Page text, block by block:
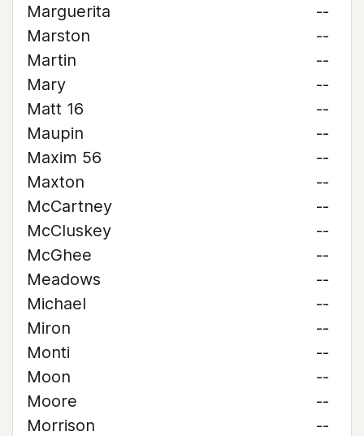
Marguerita
--
Marston
--
Martin
--
Mary
--
Matt 16
--
Maupin
--
Maxim 56
--
Maxton
--
McCartney
--
McCluskey
--
McGhee
--
Meadows
--
Michael
--
Miron
--
Monti
--
Moon
--
Moore
--
Morrison
--